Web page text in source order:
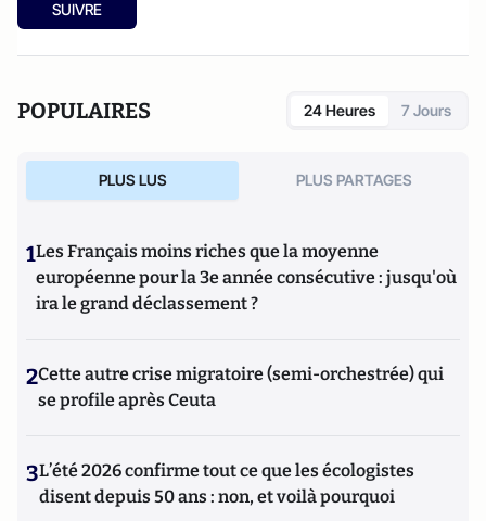
SUIVRE
POPULAIRES 24 Heures 7 Jours
PLUS LUS PLUS PARTAGES
1Les Français moins riches que la moyenne
européenne pour la 3e année consécutive : jusqu'où
ira le grand déclassement ?
2Cette autre crise migratoire (semi-orchestrée) qui
se profile après Ceuta
3L’été 2026 confirme tout ce que les écologistes
disent depuis 50 ans : non, et voilà pourquoi